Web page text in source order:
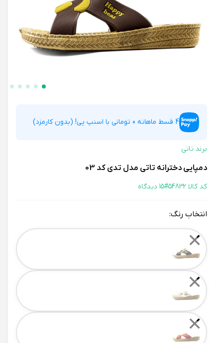
4 قسط ماهانه 0 تومانی با اسنپ پی! (بدون کارمزد)
برند تاتی
دمپایی دخترانه تاتی مدل تدی کد 03
کد کالا 54832# 15 دیدگاه
انتخاب رنگ:
Color
✕
✕
✕